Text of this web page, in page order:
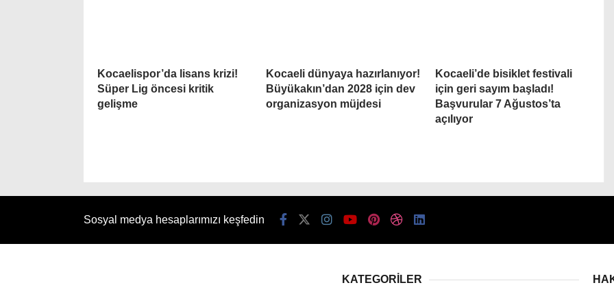
Kocaelispor’da lisans krizi!
Süper Lig öncesi kritik
gelişme
Kocaeli dünyaya hazırlanıyor!
Büyükakın’dan 2028 için dev
organizasyon müjdesi
Kocaeli’de bisiklet festivali
için geri sayım başladı!
Başvurular 7 Ağustos’ta
açılıyor
Sosyal medya hesaplarımızı keşfedin
KATEGORİLER